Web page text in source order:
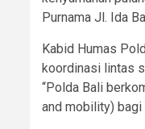
Purnama Jl. Ida
Kabid Humas
koordinasi lintas
“Polda Bali
and mobility) bagi